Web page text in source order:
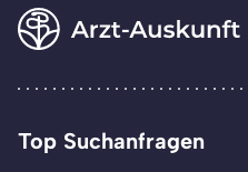
Top Suchanfragen